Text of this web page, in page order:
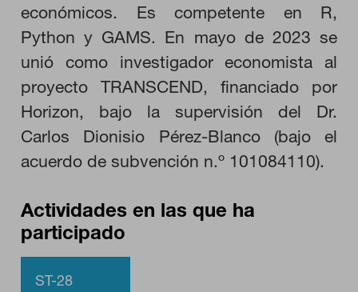
económicos. Es competente en R,
Python y GAMS. En mayo de 2023 se
unió como investigador economista al
proyecto TRANSCEND, financiado por
Horizon, bajo la supervisión del Dr.
Carlos Dionisio Pérez-Blanco (bajo el
acuerdo de subvención n.º 101084110).
Actividades en las que ha
participado
ST-28
Puedes volver a configurar tus cookies desde la sección "Configuración
de cookies" al pie de la página. También puedes consultar nuestra
política de cookies